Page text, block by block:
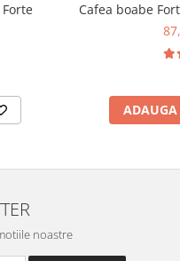
Cafea boabe
ADAUGA
noastre